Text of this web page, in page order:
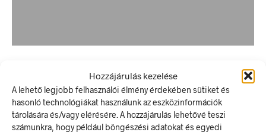
Hozzájárulás kezelése
A lehető legjobb felhasználói élmény érdekében sütiket és
hasonló technológiákat használunk az eszközinformációk
tárolására és/vagy elérésére. A hozzájárulás lehetővé teszi
számunkra, hogy például böngészési adatokat és egyedi
A Munkavédelmi Rendelet és a
Biztonsági Táblák: Az Ellenőrzés
és Tudatosság Fontossága